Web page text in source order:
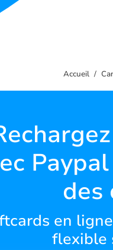
Accueil
des
en
flexible